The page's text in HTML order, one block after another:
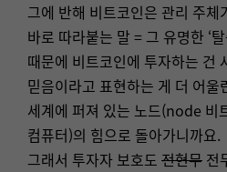
그에 반해 비트코인은 관리 주체
바로 따라붙는 말 = 그 유명한 ‘
때문에 비트코인에 투자하는 건
믿음이라고 표현하는 게 더 어울
세계에 퍼져 있는 노드(node 비
컴퓨터)의 힘으로 돌아가니까요.
그래서 투자자 보호도 전현무 전